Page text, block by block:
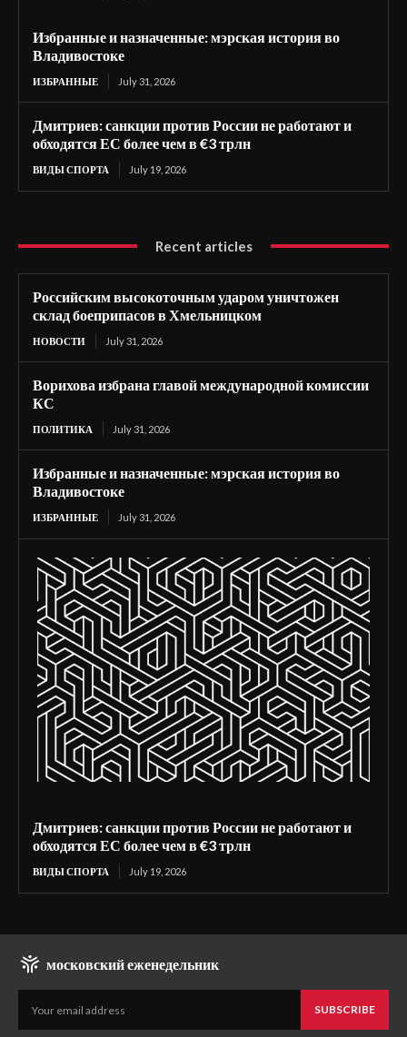
Избранные и назначенные: мэрская история во
Владивостоке
ИЗБРАННЫЕ July 31, 2026
Дмитриев: санкции против России не работают и
обходятся ЕС более чем в €3 трлн
ВИДЫ СПОРТА July 19, 2026
Recent articles
Российским высокоточным ударом уничтожен
склад боеприпасов в Хмельницком
НОВОСТИ July 31, 2026
Ворихова избрана главой международной комиссии
КС
ПОЛИТИКА July 31, 2026
Избранные и назначенные: мэрская история во
Владивостоке
ИЗБРАННЫЕ July 31, 2026
Дмитриев: санкции против России не работают и
обходятся ЕС более чем в €3 трлн
ВИДЫ СПОРТА July 19, 2026
московский еженедельник
SUBSCRIBE